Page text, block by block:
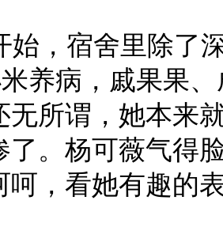
，宿舍里除了
米养病，戚果果
无所谓，她本来
了。杨可薇气得
呵，看她有趣的